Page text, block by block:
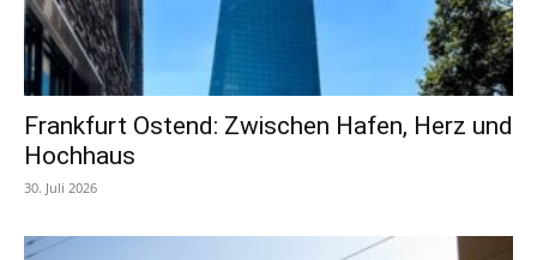
Frankfurt Ostend: Zwischen Hafen, Herz und
Hochhaus
30. Juli 2026